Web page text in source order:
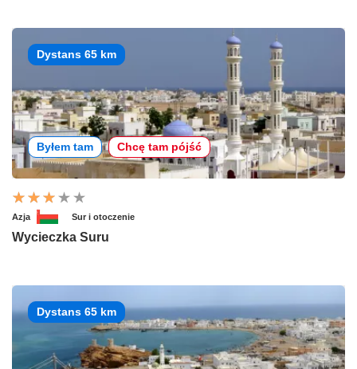
Dystans 65 km
Byłem tam Chcę tam pójść
Azja Sur i otoczenie
Wycieczka Suru
Dystans 65 km